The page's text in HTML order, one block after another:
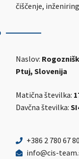
čiščenje,
Naslov:
Ptuj, Slovenija
Matična številka:
Davčna številka:
+386 2 780 67 80
info@cis-